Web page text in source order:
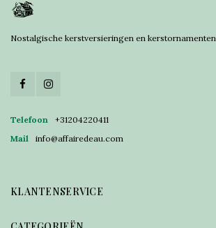
Nostalgische kerstversieringen en
Telefoon
+31204220411
Mail
info@affairedeau.com
KLANTENSERVICE